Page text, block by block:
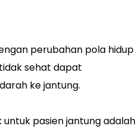
perubahan pola hidup
sehat dapat
ke jantung.
pasien jantung adalah